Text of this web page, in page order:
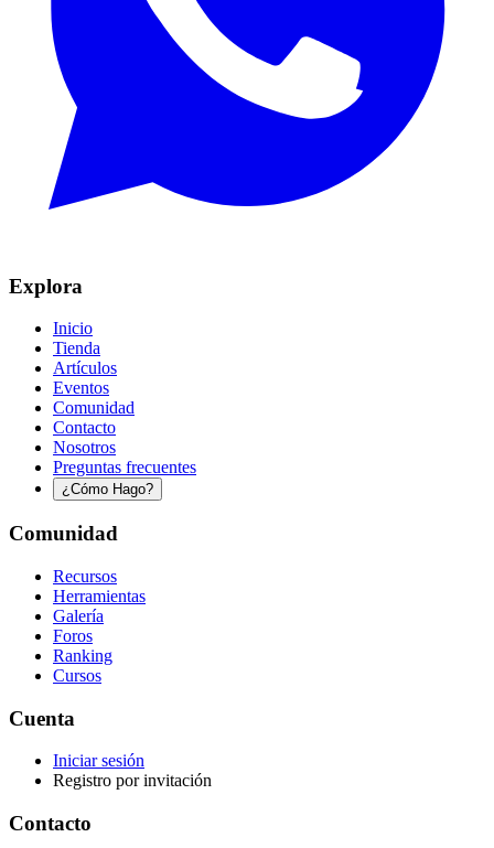
Explora
Inicio
Tienda
Artículos
Eventos
Comunidad
Contacto
Nosotros
Preguntas frecuentes
¿Cómo Hago?
Comunidad
Recursos
Herramientas
Galería
Foros
Ranking
Cursos
Cuenta
Iniciar sesión
Registro por invitación
Contacto